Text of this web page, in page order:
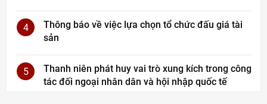
4
Thông báo về việc lựa chọn tổ chức đấu giá tài
sản
5
Thanh niên phát huy vai trò xung kích trong công
tác đối ngoại nhân dân và hội nhập quốc tế